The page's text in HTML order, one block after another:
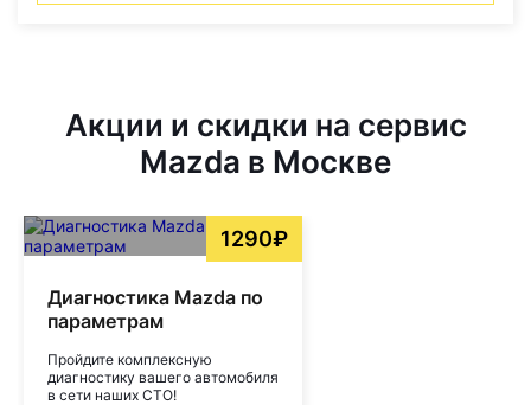
Акции и скидки на сервис
Mazda в Москве
1290₽
Диагностика Mazda по
параметрам
Пройдите комплексную
диагностику вашего автомобиля
в сети наших СТО!